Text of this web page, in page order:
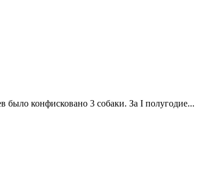
было конфисковано 3 собаки. За I полугодие...